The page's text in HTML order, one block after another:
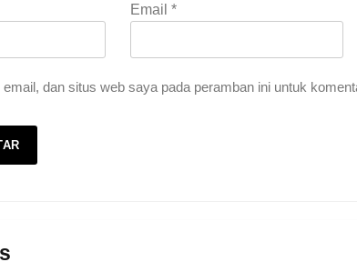
Email *
dan situs web saya pada peramban ini untuk
HEADLINE
Kebutuhan versus Keinginan